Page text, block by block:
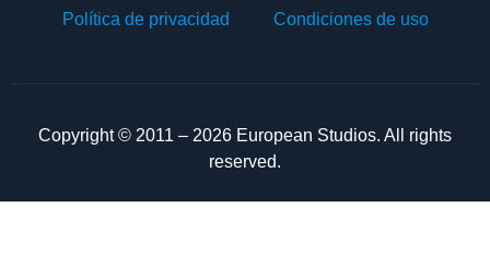
Política de privacidad Condiciones de uso
Copyright © 2011 – 2026 European Studios. All rights
reserved.